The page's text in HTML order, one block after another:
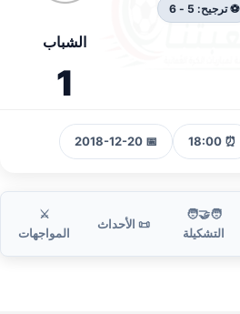
⚽ ترجيح: 5 - 6
الشباب
1
⏰ 18:00
📅 2018-12-20
🧑‍🤝‍🧑
التشكيلة
📜 الأحداث
⚔️
المواجهات